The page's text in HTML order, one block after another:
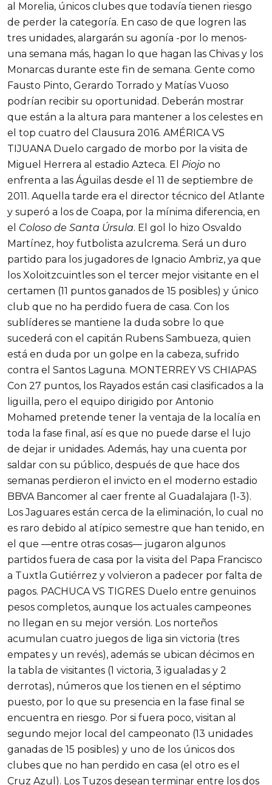
al Morelia, únicos clubes que todavía tienen riesgo
de perder la categoría. En caso de que logren las
tres unidades, alargarán su agonía -por lo menos-
una semana más, hagan lo que hagan las Chivas y los
Monarcas durante este fin de semana. Gente como
Fausto Pinto, Gerardo Torrado y Matías Vuoso
podrían recibir su oportunidad. Deberán mostrar
que están a la altura para mantener a los celestes en
el top cuatro del Clausura 2016. AMÉRICA VS
TIJUANA Duelo cargado de morbo por la visita de
Miguel Herrera al estadio Azteca. El Piojo no
enfrenta a las Águilas desde el 11 de septiembre de
2011. Aquella tarde era el director técnico del Atlante
y superó a los de Coapa, por la mínima diferencia, en
el Coloso de Santa Úrsula. El gol lo hizo Osvaldo
Martínez, hoy futbolista azulcrema. Será un duro
partido para los jugadores de Ignacio Ambriz, ya que
los Xoloitzcuintles son el tercer mejor visitante en el
certamen (11 puntos ganados de 15 posibles) y único
club que no ha perdido fuera de casa. Con los
sublíderes se mantiene la duda sobre lo que
sucederá con el capitán Rubens Sambueza, quien
está en duda por un golpe en la cabeza, sufrido
contra el Santos Laguna. MONTERREY VS CHIAPAS
Con 27 puntos, los Rayados están casi clasificados a la
liguilla, pero el equipo dirigido por Antonio
Mohamed pretende tener la ventaja de la localía en
toda la fase final, así es que no puede darse el lujo
de dejar ir unidades. Además, hay una cuenta por
saldar con su público, después de que hace dos
semanas perdieron el invicto en el moderno estadio
BBVA Bancomer al caer frente al Guadalajara (1-3).
Los Jaguares están cerca de la eliminación, lo cual no
es raro debido al atípico semestre que han tenido, en
el que —entre otras cosas— jugaron algunos
partidos fuera de casa por la visita del Papa Francisco
a Tuxtla Gutiérrez y volvieron a padecer por falta de
pagos. PACHUCA VS TIGRES Duelo entre genuinos
pesos completos, aunque los actuales campeones
no llegan en su mejor versión. Los norteños
acumulan cuatro juegos de liga sin victoria (tres
empates y un revés), además se ubican décimos en
la tabla de visitantes (1 victoria, 3 igualadas y 2
derrotas), números que los tienen en el séptimo
puesto, por lo que su presencia en la fase final se
encuentra en riesgo. Por si fuera poco, visitan al
segundo mejor local del campeonato (13 unidades
ganadas de 15 posibles) y uno de los únicos dos
clubes que no han perdido en casa (el otro es el
Cruz Azul). Los Tuzos desean terminar entre los dos